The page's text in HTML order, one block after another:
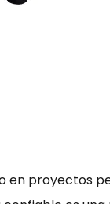
proyectos